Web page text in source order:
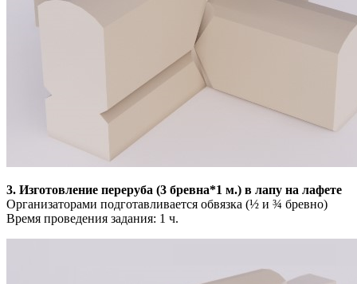
3. Изготовление переруба (3 бревна*1 м.) в лапу на лафете
Организаторами подготавливается обвязка (½ и ¾ бревно)
Время проведения задания: 1 ч.